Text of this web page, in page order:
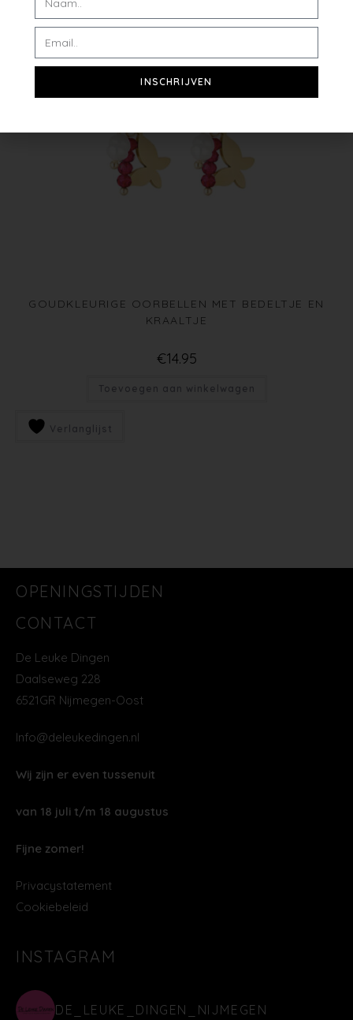
GOUDKLEURIGE OORBELLEN MET BEDELTJE EN
KRAALTJE
€14.95
Toevoegen aan winkelwagen
Verlanglijst
OPENINGSTIJDEN
CONTACT
De Leuke Dingen
Daalseweg 228
6521GR Nijmegen-Oost
Info@deleukedingen.nl
Wij zijn er even tussenuit
van 18 juli t/m 18 augustus
Fijne zomer!
Privacystatement
Cookiebeleid
INSTAGRAM
DE_LEUKE_DINGEN_NIJMEGEN
INSCHRIJVEN